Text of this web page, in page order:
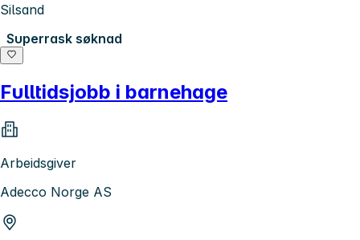
Silsand
Superrask søknad
Fulltidsjobb i barnehage
Arbeidsgiver
Adecco Norge AS